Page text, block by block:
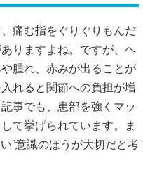
痛む指をぐりぐりもんだ
りますよね。ですが、ヘ
腫れ、赤みが出ることが
れると関節への負担が増
事でも、患部を強くマッ
て挙げられています。ま
”意識のほうが大切だと考